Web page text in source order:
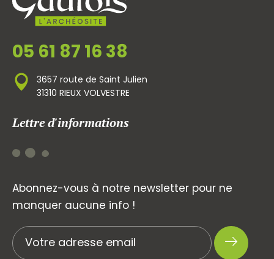
05 61 87 16 38
3657 route de Saint Julien
31310 RIEUX VOLVESTRE
Lettre d'informations
Abonnez-vous à notre newsletter pour ne
manquer aucune info !